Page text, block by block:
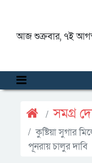
আজ শুক্রবার, ৭ই
সমগ্র
কুষ্টিয়া সুগার
পূনরায় চালুর দাবি